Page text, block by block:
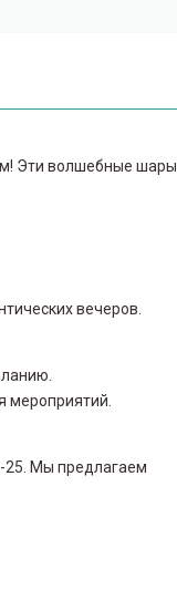
Эти волшебные шары
вечеров.
25. Мы предлагаем